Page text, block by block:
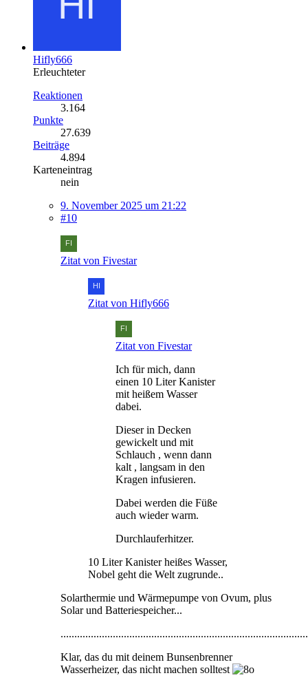
Hifly666
Erleuchteter
Reaktionen
3.164
Punkte
27.639
Beiträge
4.894
Karteneintrag
nein
9. November 2025 um 21:22
#10
Zitat von Fivestar
Zitat von Hifly666
Zitat von Fivestar
Ich für mich, dann
einen 10 Liter Kanister
mit heißem Wasser
dabei.
Dieser in Decken
gewickelt und mit
Schlauch , wenn dann
kalt , langsam in den
Kragen infusieren.
Dabei werden die Füße
auch wieder warm.
Durchlauferhitzer.
10 Liter Kanister heißes Wasser,
Nobel geht die Welt zugrunde..
Solarthermie und Wärmepumpe von Ovum, plus
Solar und Batteriespeicher...
Klar, das du mit deinem Bunsenbrenner
Wasserheizer, das nicht machen solltest